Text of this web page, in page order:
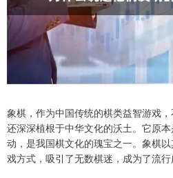
象棋，作为中国传统的棋类益智游戏
还深深植根于中华文化的沃土。它原
动，是我国棋文化的瑰宝之一。象棋
戏方式，吸引了无数棋迷，成为了流行